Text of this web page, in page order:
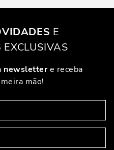
E
EXCLUSIVAS
newslettere receba
mão!